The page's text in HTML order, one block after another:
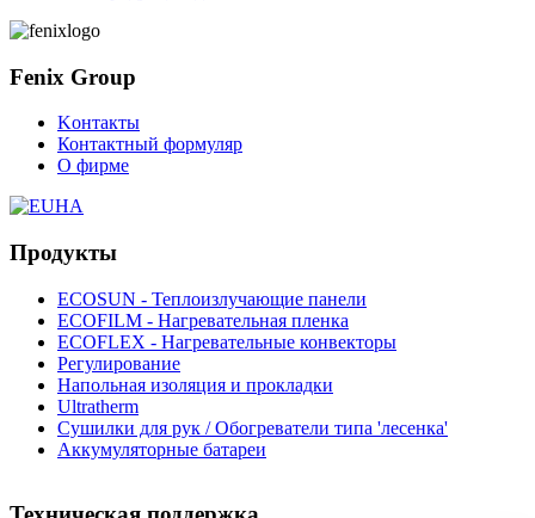
Fenix Group
Kонтакты
Контактный формуляр
О фирме
Продукты
ECOSUN - Теплоизлучающие панели
ECOFILM - Нагревательная пленка
ECOFLEX - Нагревательные конвекторы
Регулирование
Напольная изоляция и прокладки
Ultratherm
Cушилки для рук / Обогреватели типа 'лесенка'
Аккумуляторные батареи